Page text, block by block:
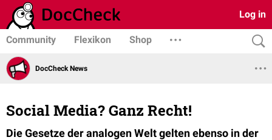
Log in
Community Flexikon Shop
DocCheck News
Social Media? Ganz Recht!
Die Gesetze der analogen Welt gelten ebenso in der